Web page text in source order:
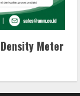
Meter